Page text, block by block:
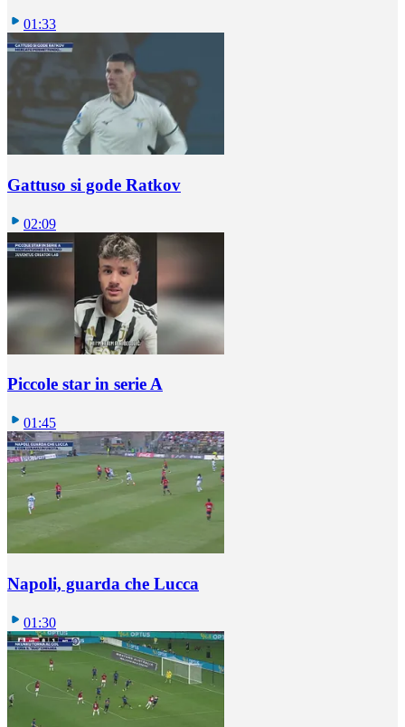
01:33
Gattuso si gode Ratkov
02:09
Piccole star in serie A
01:45
Napoli, guarda che Lucca
01:30